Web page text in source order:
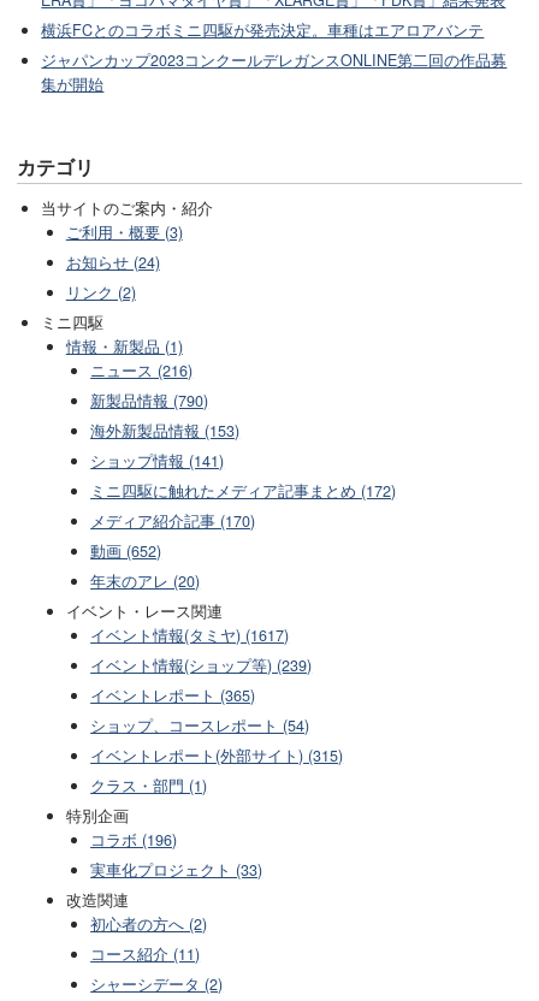
横浜FCとのコラボミニ四駆が発売決定。車種はエアロアバンテ
ジャパンカップ2023コンクールデレガンスONLINE第二回の作品募
集が開始
カテゴリ
当サイトのご案内・紹介
ご利用・概要 (3)
お知らせ (24)
リンク (2)
ミニ四駆
情報・新製品 (1)
ニュース (216)
新製品情報 (790)
海外新製品情報 (153)
ショップ情報 (141)
ミニ四駆に触れたメディア記事まとめ (172)
メディア紹介記事 (170)
動画 (652)
年末のアレ (20)
イベント・レース関連
イベント情報(タミヤ) (1617)
イベント情報(ショップ等) (239)
イベントレポート (365)
ショップ、コースレポート (54)
イベントレポート(外部サイト) (315)
クラス・部門 (1)
特別企画
コラボ (196)
実車化プロジェクト (33)
改造関連
初心者の方へ (2)
コース紹介 (11)
シャーシデータ (2)